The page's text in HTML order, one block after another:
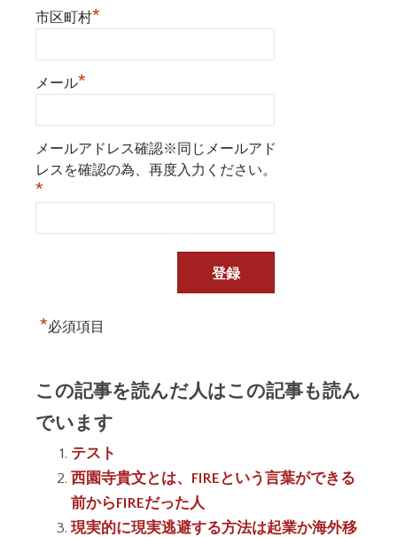
市区町村*
メール*
メールアドレス確認※同じメールアド
レスを確認の為、再度入力ください。
*
*必須項目
この記事を読んだ人はこの記事も読ん
でいます
テスト
西園寺貴文とは、FIREという言葉ができる
前からFIREだった人
現実的に現実逃避する方法は起業か海外移